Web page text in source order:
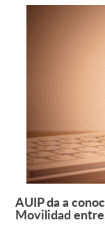
AUIP da a
Movilidad